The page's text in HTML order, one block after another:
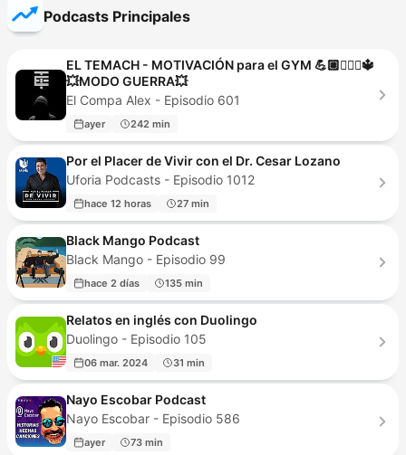
Podcasts Principales
EL TEMACH - MOTIVACIÓN para el GYM 💪🏼🏋🏻‍♀🔱
💥MODO GUERRA💥
El Compa Alex - Episodio 601
ayer 242 min
Por el Placer de Vivir con el Dr. Cesar Lozano
Uforia Podcasts - Episodio 1012
hace 12 horas 27 min
Black Mango Podcast
Black Mango - Episodio 99
hace 2 días 135 min
Relatos en inglés con Duolingo
Duolingo - Episodio 105
06 mar. 2024 31 min
Nayo Escobar Podcast
Nayo Escobar - Episodio 586
ayer 73 min